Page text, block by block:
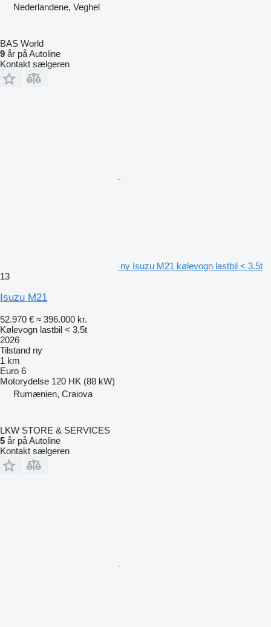
Nederlandene, Veghel
BAS World
9 år på Autoline
Kontakt sælgeren
ny Isuzu M21 kølevogn lastbil < 3.5t
13
Isuzu M21
52.970 € ≈ 396.000 kr.
Kølevogn lastbil < 3.5t
2026
Tilstand ny
1 km
Euro 6
Motorydelse 120 HK (88 kW)
Rumænien, Craiova
LKW STORE & SERVICES
5 år på Autoline
Kontakt sælgeren